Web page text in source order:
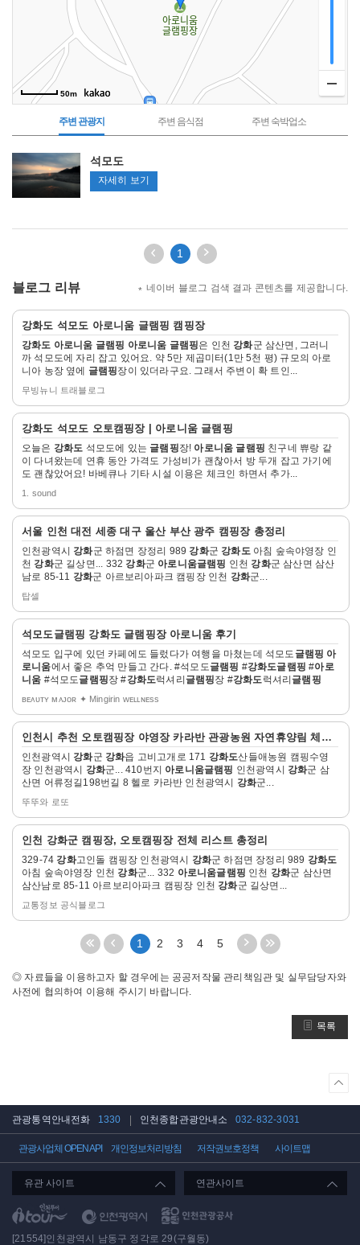
50m
주변 관광지 주변 음식점 주변 숙박업소
주
변
관
광
지
석모도
석
자세히 보기
이
전
페
이
지
이
동
1
다
음
페
이
이
동
블로그 리뷰 네이버 블로그 검색 결과 콘텐츠를 제공합니다.
강화도 석모도 아로니움 글램핑 캠핑장
강화도 아로니움 글램핑 아로니움 글램핑은 인천 강화군 삼산면, 그러니
까 석모도에 자리 잡고 있어요. 약 5만 제곱미터(1만 5천 평) 규모의 아로
니아 농장 옆에 글램핑장이 있더라구요. 그래서 주변이 확 트인...
무빙뉴니 트래블로그
자
보
강화도 석모도 오토캠핑장 | 아로니움 글램핑
오늘은 강화도 석모도에 있는 글램핑장! 아로니움 글램핑 친구네 쀼랑 같
이 다녀왔는데 연휴 동안 가격도 가성비가 괜찮아서 방 두개 잡고 가기에
도 괜찮았어요! 바베큐나 기타 시설 이용은 체크인 하면서 추가...
1. sound
자
서울 인천 대전 세종 대구 울산 부산 광주 캠핑장 총정리
인천광역시 강화군 하점면 장정리 989 강화군 강화도아침 숲속야영장 인
천 강화군 길상면... 332 강화군 아로니움글램핑 인천 강화군 삼산면 삼산
남로 85-11 강화군 아르보리아파크 캠핑장 인천 강화군...
탑셀
자
세
석모도 글램핑 강화도 글램핑장 아로니움 후기
석모도 입구에 있던 카페에도 들렀다가 여행을 마쳤는데 석모도 글램핑 아
로니움에서 좋은 추억 만들고 간다. #석모도글램핑 #강화도글램핑 #아로
니움 #석모도글램핑장 #강화도럭셔리글램핑장 #강화도럭셔리글램핑
ʙᴇᴀᴜᴛʏ ᴍᴀᴊᴏʀ ✦ Mingirin ᴡᴇʟʟɴᴇss
자
히
인천시 추천 오토캠핑장 야영장 카라반 관광농원 자연휴양림 체험....
인천광역시 강화군 강화읍 고비고개로 171 강화도산들애농원 캠핑수영
장 인천광역시 강화군... 410번지 아로니움글램핑 인천광역시 강화군 삼
산면 어류정길198번길 8 헬로 카라반 인천광역시 강화군...
뚜뚜와 로또
자
기
인천 강화군 캠핑장, 오토캠핑장 전체 리스트 총정리
329-74 강화고인돌 캠핑장 인천광역시 강화군 하점면 장정리 989 강화도
아침 숲속야영장 인천 강화군... 332 아로니움글램핑 인천 강화군 삼산면
삼산남로 85-11 아르보리아파크 캠핑장 인천 강화군 길상면...
교통정보 공식블로그
자
히
기
처
음
이
지
이
전
페
이
1 2 3 4 5
다
음
페
끝
페
지
◎ 자료들을 이용하고자 할 경우에는 공공저작물 관리책임관 및 실무담당자와
사전에 협의하여 이용해 주시기 바랍니다.
목록
상
관광통역안내전화 1330 인천종합관광안내소 032-832-3031
관광사업체 OPEN API 개인정보처리방침 저작권보호정책 사이트맵
유관 사이트 연관사이트
[21554]인천광역시 남동구 정각로 29(구월동)